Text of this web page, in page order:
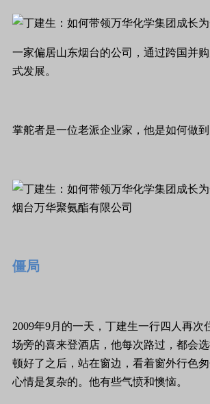
一家偏居山东烟台的公司，通过跨国并
式发展。
掌舵者是一位老派企业家，他是如何做到
烟台万华聚氨酯有限公司
僵局
2009年9月的一天，丁建生一行四人再次
场旁的喜来登酒店，他每次路过，都会
顿好了之后，站在窗边，看着窗外行色
心情是复杂的。他有些气愤和懊恼。